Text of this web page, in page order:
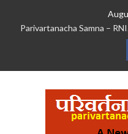
Parivartanacha Samna –